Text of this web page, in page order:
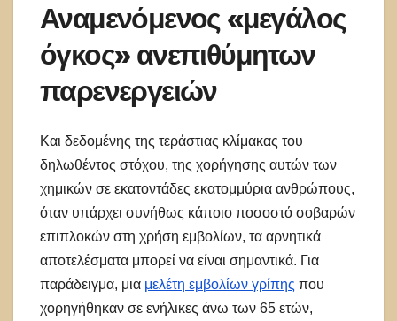
Αναμενόμενος «μεγάλος
όγκος» ανεπιθύμητων
παρενεργειών
Και δεδομένης της τεράστιας κλίμακας του
δηλωθέντος στόχου, της χορήγησης αυτών των
χημικών σε εκατοντάδες εκατομμύρια ανθρώπους,
όταν υπάρχει συνήθως κάποιο ποσοστό σοβαρών
επιπλοκών στη χρήση εμβολίων, τα αρνητικά
αποτελέσματα μπορεί να είναι σημαντικά. Για
παράδειγμα, μια μελέτη εμβολίων γρίπης που
χορηγήθηκαν σε ενήλικες άνω των 65 ετών,